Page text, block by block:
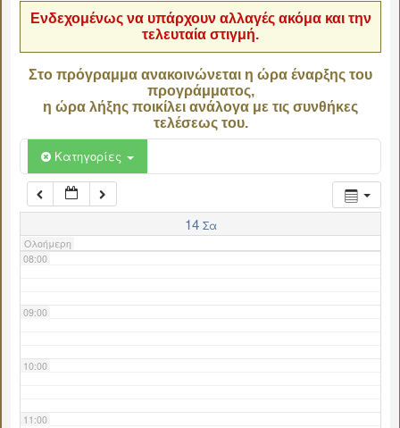
Ενδεχομένως να υπάρχουν αλλαγές ακόμα και την
τελευταία στιγμή.
Στο πρόγραμμα ανακοινώνεται η ώρα έναρξης του
προγράμματος,
η ώρα λήξης ποικίλει ανάλογα με τις συνθήκες
τελέσεως του.
Κατηγορίες
14 Σα
Ολοήμερη
06:00
07:00
08:00
09:00
10:00
11:00